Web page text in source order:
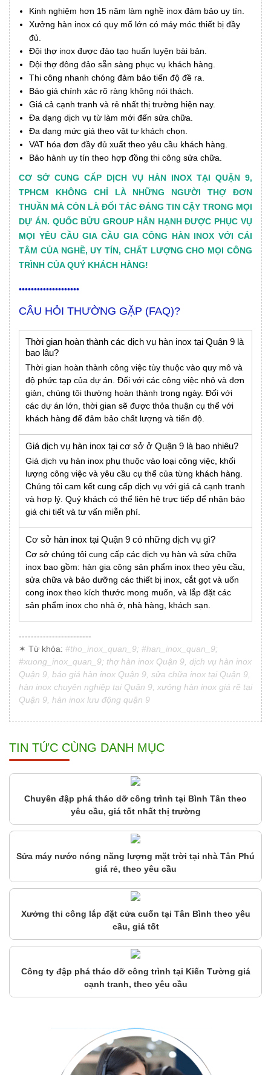
Kinh nghiệm hơn 15 năm làm nghề inox đảm bảo uy tín.
Xưởng hàn inox có quy mố lớn có máy móc thiết bị đầy
đủ.
Đội thợ inox được đào tạo huấn luyện bài bản.
Đội thợ đông đảo sẵn sàng phục vụ khách hàng.
Thi công nhanh chóng đảm bảo tiến độ đề ra.
Báo giá chính xác rõ ràng không nói thách.
Giá cả cạnh tranh và rẻ nhất thị trường hiện nay.
Đa dạng dịch vụ từ làm mới đến sửa chữa.
Đa dạng mức giá theo vật tư khách chọn.
VAT hóa đơn đầy đủ xuất theo yêu cầu khách hàng.
Bảo hành uy tín theo hợp đồng thi công sửa chữa.
CƠ SỞ CUNG CẤP DỊCH VỤ HÀN INOX TẠI QUẬN 9,
TPHCM KHÔNG CHỈ LÀ NHỮNG NGƯỜI THỢ ĐƠN
THUẦN MÀ CÒN LÀ ĐỐI TÁC ĐÁNG TIN CẬY TRONG MỌI
DỰ ÁN. QUỐC BỬU GROUP HÂN HẠNH ĐƯỢC PHỤC VỤ
MỌI YÊU CẦU GIA CẦU GIA CÔNG HÀN INOX VỚI CÁI
TÂM CỦA NGHỀ, UY TÍN, CHẤT LƯỢNG CHO MỌI CÔNG
TRÌNH CỦA QUÝ KHÁCH HÀNG!
••••••••••••••••••••
CÂU HỎI THƯỜNG GẶP (FAQ)?
Thời gian hoàn thành các dịch vụ hàn inox tại Quận 9 là
bao lâu?
Thời gian hoàn thành công việc tùy thuộc vào quy mô và
độ phức tạp của dự án. Đối với các công việc nhỏ và đơn
giản, chúng tôi thường hoàn thành trong ngày. Đối với
các dự án lớn, thời gian sẽ được thỏa thuận cụ thể với
khách hàng để đảm bảo chất lượng và tiến độ.
Giá dịch vụ hàn inox tại cơ sở ở Quận 9 là bao nhiêu?
Giá dịch vụ hàn inox phụ thuộc vào loại công việc, khối
lượng công việc và yêu cầu cụ thể của từng khách hàng.
Chúng tôi cam kết cung cấp dịch vụ với giá cả cạnh tranh
và hợp lý. Quý khách có thể liên hệ trực tiếp để nhận báo
giá chi tiết và tư vấn miễn phí.
Cơ sở hàn inox tại Quận 9 có những dịch vụ gì?
Cơ sở chúng tôi cung cấp các dịch vụ hàn và sửa chữa
inox bao gồm: hàn gia công sản phẩm inox theo yêu cầu,
sửa chữa và bảo dưỡng các thiết bị inox, cắt gọt và uốn
cong inox theo kích thước mong muốn, và lắp đặt các
sản phẩm inox cho nhà ở, nhà hàng, khách sạn.
------------------------
✶ Từ khóa: #tho_inox_quan_9; #han_inox_quan_9;
#xuong_inox_quan_9; thợ hàn inox Quận 9, dịch vụ hàn inox
Quận 9, báo giá hàn inox Quận 9, sửa chữa inox tại Quận 9,
hàn inox chuyên nghiệp tại Quận 9, xưởng hàn inox giá rẽ tại
Quận 9, hàn inox lưu động quận 9
TIN TỨC CÙNG DANH MỤC
Chuyên đập phá tháo dỡ công trình tại Bình Tân theo
yêu cầu, giá tốt nhất thị trường
Sửa máy nước nóng năng lượng mặt trời tại nhà Tân Phú
giá rẻ, theo yêu cầu
Xưởng thi công lắp đặt cửa cuốn tại Tân Bình theo yêu
cầu, giá tốt
Công ty đập phá tháo dỡ công trình tại Kiến Tường giá
cạnh tranh, theo yêu cầu